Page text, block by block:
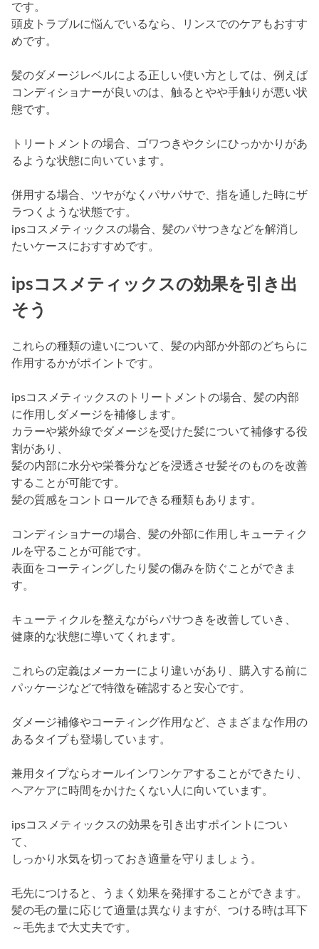
です。
頭皮トラブルに悩んでいるなら、リンスでのケアもおすす
めです。
髪のダメージレベルによる正しい使い方としては、例えば
コンディショナーが良いのは、触るとやや手触りが悪い状
態です。
トリートメントの場合、ゴワつきやクシにひっかかりがあ
るような状態に向いています。
併用する場合、ツヤがなくパサパサで、指を通した時にザ
ラつくような状態です。
ipsコスメティックスの場合、髪のパサつきなどを解消し
たいケースにおすすめです。
ipsコスメティックスの効果を引き出
そう
これらの種類の違いについて、髪の内部か外部のどちらに
作用するかがポイントです。
ipsコスメティックスのトリートメントの場合、髪の内部
に作用しダメージを補修します。
カラーや紫外線でダメージを受けた髪について補修する役
割があり、
髪の内部に水分や栄養分などを浸透させ髪そのものを改善
することが可能です。
髪の質感をコントロールできる種類もあります。
コンディショナーの場合、髪の外部に作用しキューティク
ルを守ることが可能です。
表面をコーティングしたり髪の傷みを防ぐことができま
す。
キューティクルを整えながらパサつきを改善していき、
健康的な状態に導いてくれます。
これらの定義はメーカーにより違いがあり、購入する前に
パッケージなどで特徴を確認すると安心です。
ダメージ補修やコーティング作用など、さまざまな作用の
あるタイプも登場しています。
兼用タイプならオールインワンケアすることができたり、
ヘアケアに時間をかけたくない人に向いています。
ipsコスメティックスの効果を引き出すポイントについ
て、
しっかり水気を切っておき適量を守りましょう。
毛先につけると、うまく効果を発揮することができます。
髪の毛の量に応じて適量は異なりますが、つける時は耳下
～毛先まで大丈夫です。